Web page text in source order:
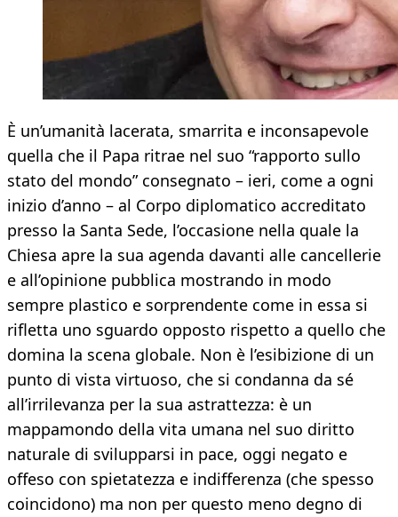
È un’umanità lacerata, smarrita e inconsapevole
quella che il Papa ritrae nel suo “rapporto sullo
stato del mondo” consegnato – ieri, come a ogni
inizio d’anno – al Corpo diplomatico accreditato
presso la Santa Sede, l’occasione nella quale la
Chiesa apre la sua agenda davanti alle cancellerie
e all’opinione pubblica mostrando in modo
sempre plastico e sorprendente come in essa si
rifletta uno sguardo opposto rispetto a quello che
domina la scena globale. Non è l’esibizione di un
punto di vista virtuoso, che si condanna da sé
all’irrilevanza per la sua astrattezza: è un
mappamondo della vita umana nel suo diritto
naturale di svilupparsi in pace, oggi negato e
offeso con spietatezza e indifferenza (che spesso
coincidono) ma non per questo meno degno di